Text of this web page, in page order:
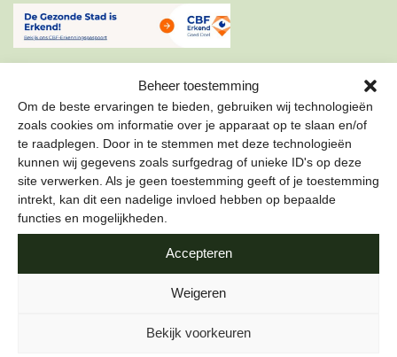
Beheer toestemming
Om de beste ervaringen te bieden, gebruiken wij technologieën
zoals cookies om informatie over je apparaat op te slaan en/of
te raadplegen. Door in te stemmen met deze technologieën
kunnen wij gegevens zoals surfgedrag of unieke ID's op deze
site verwerken. Als je geen toestemming geeft of je toestemming
intrekt, kan dit een nadelige invloed hebben op bepaalde
functies en mogelijkheden.
Accepteren
Weigeren
Bekijk voorkeuren
ONZE NIEUWSBRIEF
Schrijf je in voor onze nieuwsbrief om als eerste te lezen
over de leukste projecten en duurzame tips over hoe jij de
stad gezond kunt maken.